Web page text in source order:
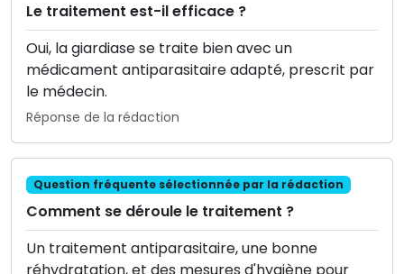
Le traitement est-il efficace ?
Oui, la giardiase se traite bien avec un
médicament antiparasitaire adapté, prescrit par
le médecin.
Réponse de la rédaction
Question fréquente sélectionnée par la rédaction
Comment se déroule le traitement ?
Un traitement antiparasitaire, une bonne